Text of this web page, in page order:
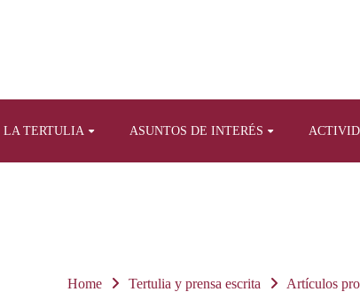
LA TERTULIA ASUNTOS DE INTERÉS
Home Tertulia y prensa escrita Artículos